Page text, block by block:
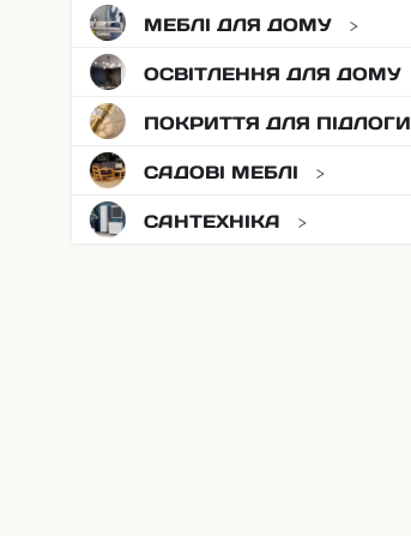
МЕБЛІ ДЛЯ ДОМУ
ОСВІТЛЕННЯ ДЛЯ ДОМУ
ПОКРИТТЯ ДЛЯ ПІДЛОГИ
САДОВІ МЕБЛІ
САНТЕХНІКА